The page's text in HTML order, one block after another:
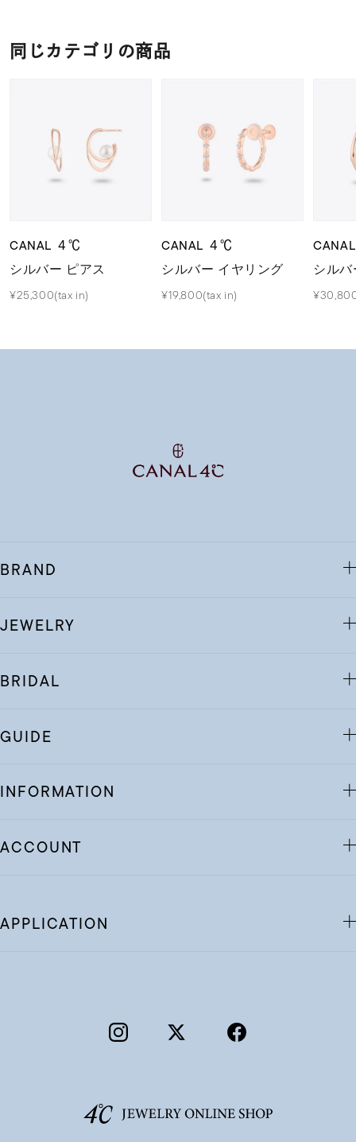
同じカテゴリの商品
CANAL ４℃
シルバー ピアス
¥25,300(tax in)
CANAL ４℃
シルバー イヤリング
¥19,800(tax in)
シル
BRAND
JEWELRY
BRIDAL
GUIDE
INFORMATION
ACCOUNT
APPLICATION